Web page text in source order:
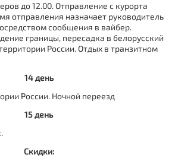
до 12.00. Отправление с курорта
отправления назначает руководитель
сообщения в вайбер.
границы, пересадка в белорусский
России. Отдых в транзитном
14 день
России. Ночной переезд
15 день
Скидки: